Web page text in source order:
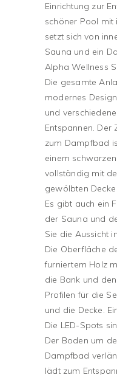
Einrichtung zur
schöner Pool
setzt sich von
Sauna und ein
Alpha Wellness
Die gesamte
modernes
und
Entspannen. Der
zum Dampfbad
einem
vollständig mit
gewölbten
Es gibt auch ein
der Sauna und
Sie die Aussicht
Die Oberfläche
furniertem Holz
die Bank und
Profilen für die
und die Decke.
Die LED-Spots
Der Boden um
Dampfbad
lädt zum